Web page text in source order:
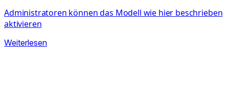
Administratoren können das Modell wie hier beschrieben
aktivieren
Weiterlesen